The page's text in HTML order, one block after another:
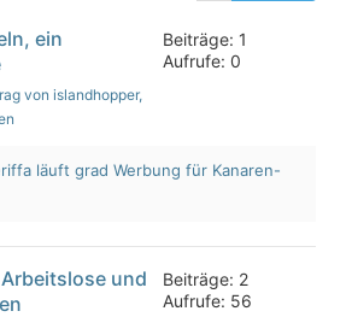
ein
von islandhopper,
Beiträge: 1
Aufrufe: 0
läuft grad Werbung für Kanaren-
und
Beiträge: 2
Aufrufe: 56